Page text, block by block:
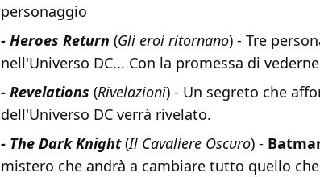
personaggio
- Heroes Return (Gli eroi ritornano) - Tre
nell'Universo DC... Con la promessa di
- Revelations (Rivelazioni) - Un segreto che
dell'Universo DC verrà rivelato.
- The Dark Knight(Il Cavaliere Oscuro) -
mistero che andrà a cambiare tutto quello